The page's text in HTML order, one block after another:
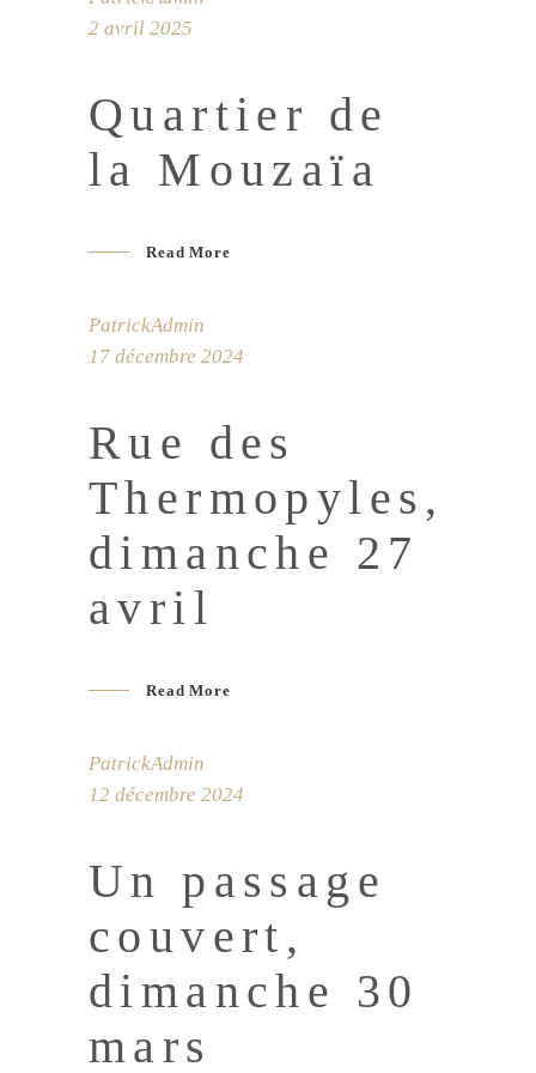
2 avril 2025
Quartier de
la Mouzaïa
Read More
PatrickAdmin
17 décembre 2024
Rue des
Thermopyles,
dimanche 27
avril
Read More
PatrickAdmin
12 décembre 2024
Un passage
couvert,
dimanche 30
mars